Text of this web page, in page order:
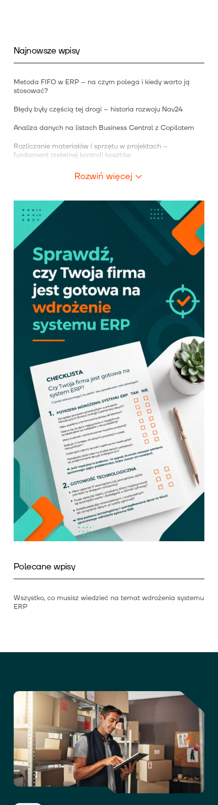
Najnowsze wpisy
Metoda FIFO w ERP – na czym polega i kiedy warto ją
stosować?
Błędy były częścią tej drogi – historia rozwoju Nav24
Analiza danych na listach Business Central z Copilotem
Rozliczanie materiałów i sprzętu w projektach –
fundament rzetelnej kontroli kosztów
Rozwiń więcej
Polecane wpisy
Wszystko, co musisz wiedzieć na temat wdrożenia systemu
ERP